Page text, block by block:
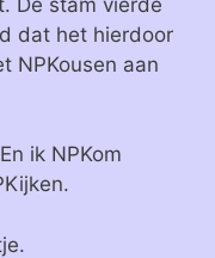
dat het hierdoor
NPKousen aan
ik NPKom